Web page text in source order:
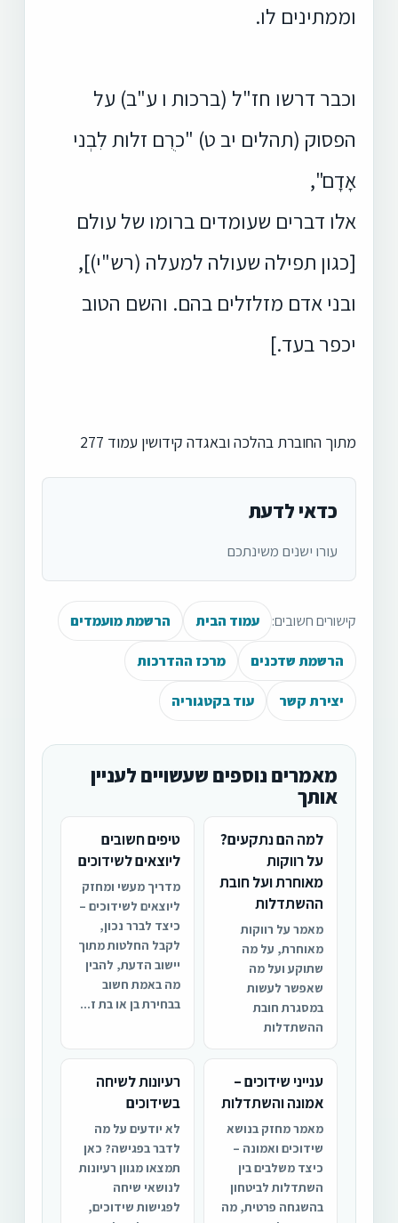
וממתינים לו.
וכבר דרשו חז"ל (ברכות ו ע"ב) על
הפסוק (תהלים יב ט) "כרֻם זלות לִבְני
אָדָם",
אלו דברים שעומדים ברומו של עולם
[כגון תפילה שעולה למעלה (רש"י)],
ובני אדם מזלזלים בהם. והשם הטוב
יכפר בעד.]
מתוך החוברת בהלכה ובאגדה קידושין עמוד 277
כדאי לדעת
עורו ישנים משינתכם
קישורים חשובים: עמוד הבית הרשמת מועמדים
הרשמת שדכנים מרכז ההדרכות
יצירת קשר עוד בקטגוריה
מאמרים נוספים שעשויים לעניין
אותך
למה הם נתקעים?
על רווקות
מאוחרת ועל חובת
ההשתדלות
מאמר על רווקות
מאוחרת, על מה
שתוקע ועל מה
שאפשר לעשות
במסגרת חובת
ההשתדלות
טיפים חשובים
ליוצאים לשידוכים
מדריך מעשי ומחזק
ליוצאים לשידוכים –
כיצד לברר נכון,
לקבל החלטות מתוך
יישוב הדעת, להבין
מה באמת חשוב
בבחירת בן או בת ז...
ענייני שידוכים –
אמונה והשתדלות
מאמר מחזק בנושא
שידוכים ואמונה –
כיצד משלבים בין
השתדלות לביטחון
בהשגחה פרטית, מה
רעיונות לשיחה
בשידוכים
לא יודעים על מה
לדבר בפגישה? כאן
תמצאו מגוון רעיונות
לנושאי שיחה
לפגישות שידוכים,